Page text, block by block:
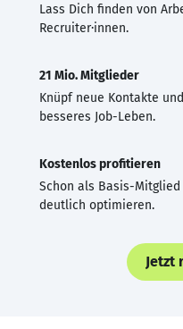
Lass Dich finden von
Recruiter·innen.
21 Mio. Mitglieder
Knüpf neue Kontakte
besseres Job-Leben.
Kostenlos profitieren
Schon als Basis-Mitglied
deutlich optimieren.
Jetzt